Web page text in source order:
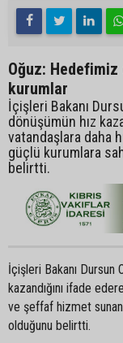
Oğuz:
kurumlar
İçişleri Bakanı
dönüşümün hız
vatandaşlara daha
güçlü kurumlara
belirtti.
İçişleri Bakanı Dursun
kazandığını ifade
ve şeffaf hizmet
olduğunu belirtti.